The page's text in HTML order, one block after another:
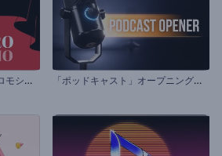
「
エンシエロ」イベントプロモション 「
ポッドキャスト」オープニング動画